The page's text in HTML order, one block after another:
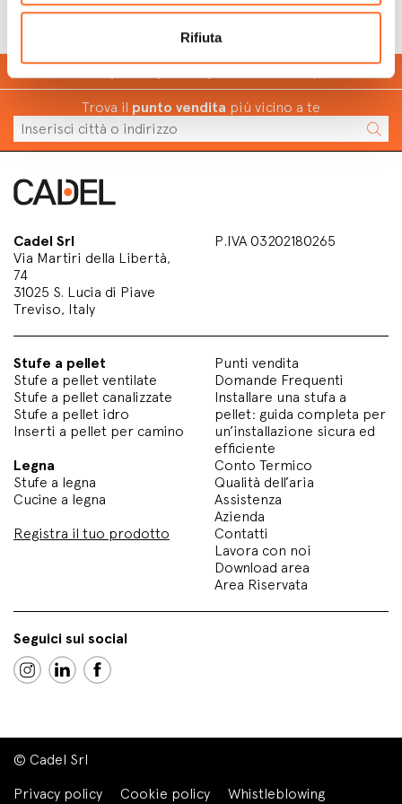
Rifiuta
Trova il punto vendita più vicino a te
Cadel Srl
Via Martiri della Libertà,
74
31025 S. Lucia di Piave
Treviso, Italy
P.IVA 03202180265
Stufe a pellet
Stufe a pellet ventilate
Stufe a pellet canalizzate
Stufe a pellet idro
Inserti a pellet per camino
Legna
Stufe a legna
Cucine a legna
Registra il tuo prodotto
Punti vendita
Domande Frequenti
Installare una stufa a
pellet: guida completa per
un’installazione sicura ed
efficiente
Conto Termico
Qualità dell’aria
Assistenza
Azienda
Contatti
Lavora con noi
Download area
Area Riservata
Seguici sui social
© Cadel Srl
Privacy policy
Cookie policy Whistleblowing